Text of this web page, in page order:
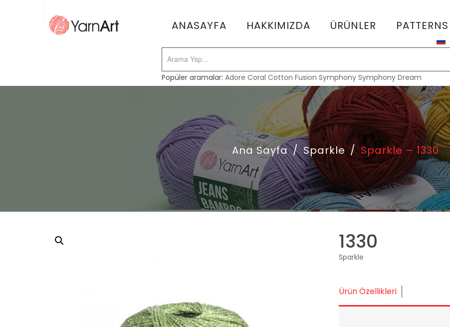
ANASAYFA HAKKIMIZDA ÜRÜNLER PATTERNS
Popüler aramalar:Adore Coral Cotton Fusion Symphony Symphony Dream
Ana Sayfa / Sparkle / Sparkle – 1330
1330
Sparkle
Ürün Özellikleri